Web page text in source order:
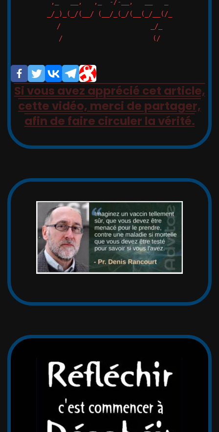
,_   __,   ,_  -/-__,   __   _
_/_)_(_/(__/ (__/_(_/(__(_/__(/_
/                       _/_
Si vous avez apprécié cet article,
cette vidéo, merci de partager,